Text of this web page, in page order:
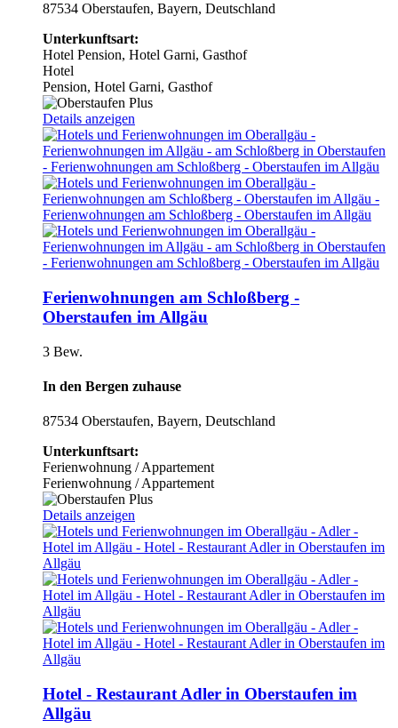
87534 Oberstaufen, Bayern, Deutschland
Unterkunftsart:
Hotel Pension, Hotel Garni, Gasthof
Hotel
Pension, Hotel Garni, Gasthof
Details anzeigen
Ferienwohnungen am Schloßberg -
Oberstaufen im Allgäu
3 Bew.
In den Bergen zuhause
87534 Oberstaufen, Bayern, Deutschland
Unterkunftsart:
Ferienwohnung / Appartement
Ferienwohnung / Appartement
Details anzeigen
Hotel - Restaurant Adler in Oberstaufen im
Allgäu